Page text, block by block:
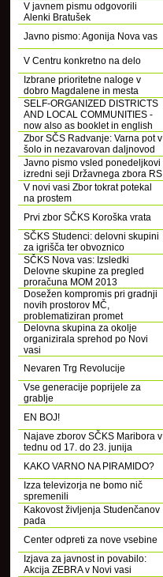
V javnem pismu odgovorili
Alenki Bratušek
Javno pismo: Agonija Nova vas
V Centru konkretno na delo
Izbrane prioritetne naloge v
dobro Magdalene in mesta
SELF-ORGANIZED DISTRICTS
AND LOCAL COMMUNITIES -
now also as booklet in english
Zbor SČS Radvanje: Varna pot v
šolo in nezavarovan daljnovod
Javno pismo vsled ponedeljkovi
izredni seji Državnega zbora RS
V novi vasi Zbor tokrat potekal
na prostem
Prvi zbor SČKS Koroška vrata
SČKS Studenci: delovni skupini
za igrišča ter obvoznico
SČKS Nova vas: Izsledki
Delovne skupine za pregled
proračuna MOM 2013
Dosežen kompromis pri gradnji
novih prostorov MČ,
problematiziran promet
Delovna skupina za okolje
organizirala sprehod po Novi
vasi
Nevaren Trg Revolucije
Vse generacije poprijele za
grablje
EN BOJ!
Najave zborov SČKS Maribora v
tednu od 17. do 23. junija
KAKO VARNO NA PIRAMIDO?
Izza televizorja ne bomo nič
spremenili
Kakovost življenja Studenčanov
pada
Center odpreti za nove vsebine
Izjava za javnost in povabilo:
Akcija ZEBRA v Novi vasi